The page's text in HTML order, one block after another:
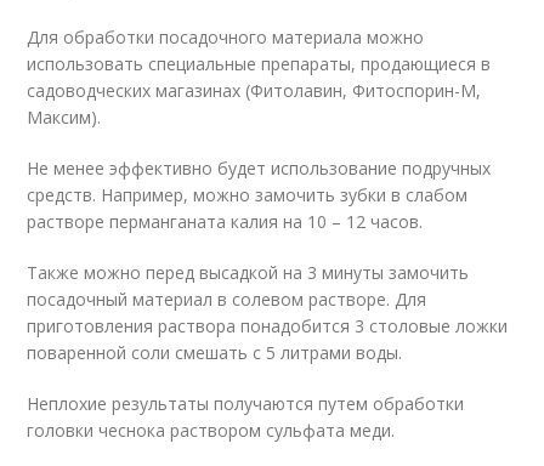
Для обработки посадочного материала можно
использовать специальные препараты, продающиеся в
садоводческих магазинах (Фитолавин, Фитоспорин-М,
Максим).
Не менее эффективно будет использование подручных
средств. Например, можно замочить зубки в слабом
растворе перманганата калия на 10 – 12 часов.
Также можно перед высадкой на 3 минуты замочить
посадочный материал в солевом растворе. Для
приготовления раствора понадобится 3 столовые ложки
поваренной соли смешать с 5 литрами воды.
Неплохие результаты получаются путем обработки
головки чеснока раствором сульфата меди.